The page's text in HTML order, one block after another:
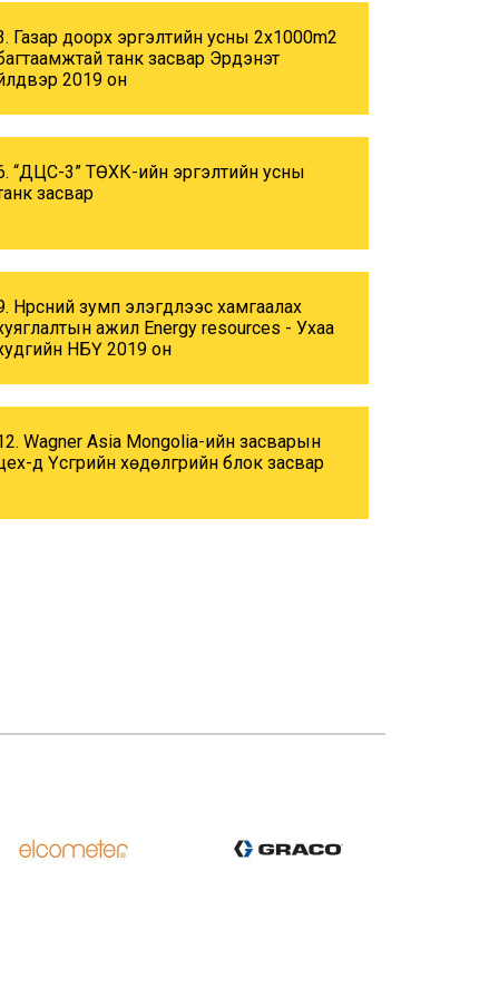
Газар доорх эргэлтийн усны 2x1000m2
танк засвар Эрдэнэт
2019 он
“ДЦС-3” ТӨХК-ийн эргэлтийн усны
засвар
Нүүрсний зумп элэгдлээс хамгаалах
ажил Energy resources - Ухаа
НБҮ 2019 он
Wagner Asia Mongolia-ийн засварын
д Үүсгүүрийн хөдөлгүүрийн блок засвар